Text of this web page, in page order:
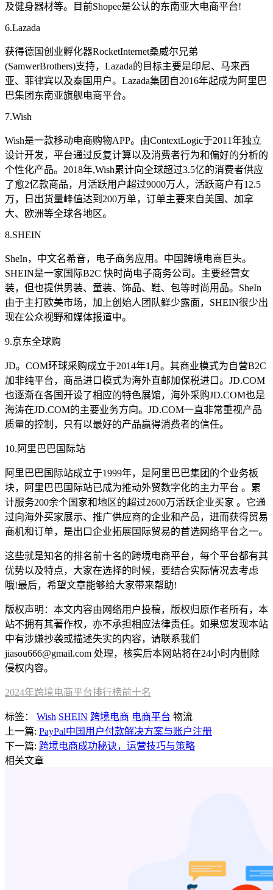
及健身器材等。目前Shopee是公认的东南亚大电商平台!
6.Lazada
获得德国创业孵化器RocketInternet桑威尔兄弟
(SamwerBrothers)支持，Lazada的目标主要是印尼、马来西
亚、菲律宾以及泰国用户。Lazada集团自2016年起成为阿里巴
巴集团东南亚旗舰电商平台。
7.Wish
Wish是一款移动电商购物APP。由ContextLogic于2011年独立
设计开发，平台通过反复计算以及消费者行为和偏好的分析的
个性化产品。2018年,Wish累计向全球超过3.5亿的消费者供应
了愈2亿款商品，月活跃用户超过9000万人，活跃商户有12.5
万，日出货量峰值达到200万单，订单主要来自美国、加拿
大、欧洲等全球各地区。
8.SHEIN
SheIn，中文名希音，电子商务应用。中国跨境电商巨头。
SHEIN是一家国际B2C 快时尚电子商务公司。主要经营女
装，但也提供男装、童装、饰品、鞋、包等时尚用品。SheIn
由于主打欧美市场，加上创始人团队鲜少露面，SHEIN很少出
现在公众视野和媒体报道中。
9.京东全球购
JD。COM环球采购成立于2014年1月。其商业模式为自营B2C
加非纯平台，商品进口模式为海外直邮加保税进口。JD.COM
也逐渐在各国开设了相应的特色展馆，海外采购JD.COM也是
海涛在JD.COM的主要业务方向。JD.COM一直非常重视产品
质量的控制，只有以最好的产品赢得消费者的信任。
10.阿里巴巴国际站
阿里巴巴国际站成立于1999年，是阿里巴巴集团的个业务板
块，阿里巴巴国际站已成为推动外贸数字化的主力平台 。累
计服务200余个国家和地区的超过2600万活跃企业买家 。它通
过向海外买家展示、推广供应商的企业和产品，进而获得贸易
商机和订单，是出口企业拓展国际贸易的首选网络平台之一。
这些就是知名的排名前十名的跨境电商平台，每个平台都有其
优势以及特点，大家在选择的时候，要结合实际情况去考虑
哦!最后，希望文章能够给大家带来帮助!
版权声明：本文内容由网络用户投稿，版权归原作者所有，本
站不拥有其著作权，亦不承担相应法律责任。如果您发现本站
中有涉嫌抄袭或描述失实的内容，请联系我们
jiasou666@gmail.com 处理，核实后本网站将在24小时内删除
侵权内容。
2024年跨境电商平台排行榜前十名
标签： Wish SHEIN 跨境电商 电商平台 物流
上一篇: PayPal中国用户付款解决方案与账户注册
下一篇: 跨境电商成功秘诀，运营技巧与策略
相关文章